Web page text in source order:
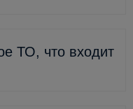
ТО, что входит